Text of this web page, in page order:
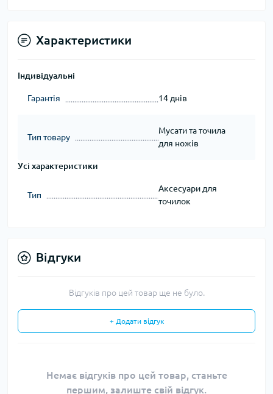
Характеристики
Індивідуальні
Гарантія 14 днів
Тип товару
Мусати та точила
для ножів
Усі характеристики
Тип
Аксесуари для
точилок
Відгуки
Відгуків про цей товар ще не було.
+ Додати відгук
Немає відгуків про цей товар, станьте
першим, залиште свій відгук.